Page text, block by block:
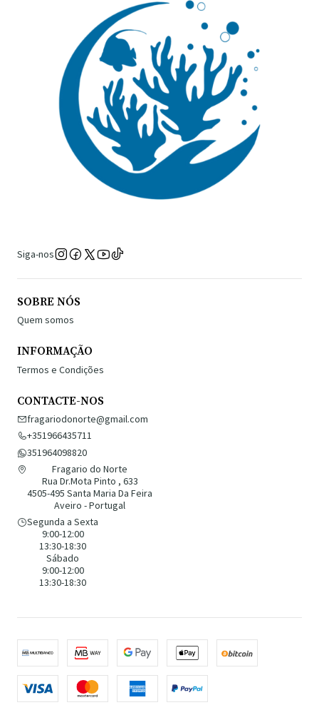
Siga-nos
SOBRE NÓS
Quem somos
INFORMAÇÃO
Termos e Condições
CONTACTE-NOS
fragariodonorte@gmail.com
+351966435711
351964098820
Fragario do Norte
Rua Dr.Mota Pinto , 633
4505-495 Santa Maria Da Feira
Aveiro - Portugal
Segunda a Sexta
9:00-12:00
13:30-18:30
Sábado
9:00-12:00
13:30-18:30